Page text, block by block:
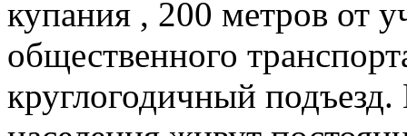
купания , 200 метров от
общественного
круглогодичный